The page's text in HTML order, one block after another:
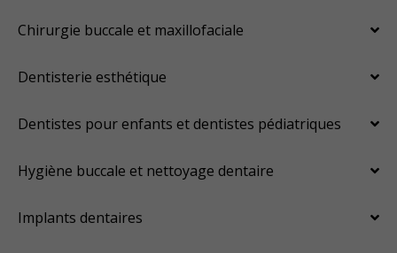
Chirurgie buccale et maxillofaciale
Dentisterie esthétique
Dentistes pour enfants et dentistes pédiatriques
Hygiène buccale et nettoyage dentaire
Implants dentaires